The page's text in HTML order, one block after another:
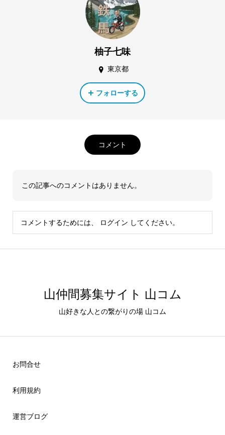
柚子七味
東京都
フォローする
コメント
この記事へのコメントはありません。
コメントするためには、 ログイン してください。
山仲間募集サイト 山コム
山好きな人との繋がりの場 山コム
お問合せ
利用規約
運営ブログ